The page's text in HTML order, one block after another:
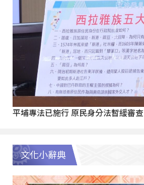
平埔專法已施行 原民身分法暫緩審查
文化小辭典